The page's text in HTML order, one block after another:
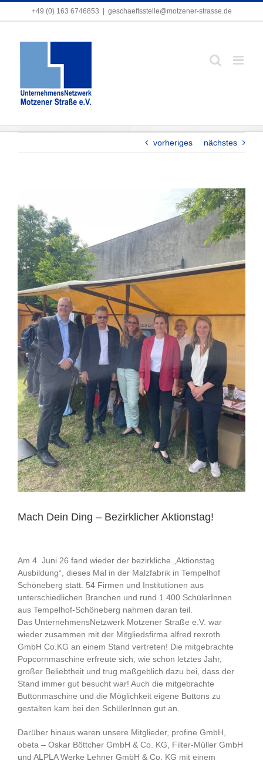
+49 (0) 163 6746853 geschaeftsstelle@motzener-strasse.de
+49 (0) 163 6746853 geschaeftsstelle@motzener-strasse.de
vorheriges nächstes
grösseres
Bild
Mach Dein Ding – Bezirklicher Aktionstag!
Am 4. Juni 26 fand wieder der bezirkliche „Aktionstag
Ausbildung“, dieses Mal in der Malzfabrik in Tempelhof
Schöneberg statt. 54 Firmen und Institutionen aus
unterschiedlichen Branchen und rund 1.400 SchülerInnen
aus Tempelhof-Schöneberg nahmen daran teil.
Das UnternehmensNetzwerk Motzener Straße e.V. war
wieder zusammen mit der Mitgliedsfirma alfred rexroth
GmbH Co.KG an einem Stand vertreten! Die mitgebrachte
Popcornmaschine erfreute sich, wie schon letztes Jahr,
großer Beliebtheit und trug maßgeblich dazu bei, dass der
Stand immer gut besucht war! Auch die mitgebrachte
Buttonmaschine und die Möglichkeit eigene Buttons zu
gestalten kam bei den SchülerInnen gut an.
Darüber hinaus waren unsere Mitglieder, profine GmbH,
obeta – Oskar Böttcher GmbH & Co. KG, Filter-Müller GmbH
und ALPLA Werke Lehner GmbH & Co. KG mit einem